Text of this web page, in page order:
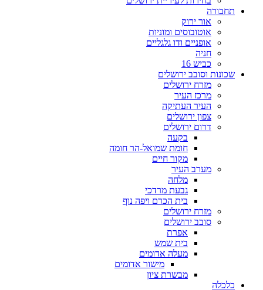
תחבורה
אור ירוק
אוטובוסים ומוניות
אופניים ודו גלגליים
חניה
כביש 16
שכונות וסובב ירושלים
מזרח ירושלים
מרכז העיר
העיר העתיקה
צפון ירושלים
דרום ירושלים
בקעה
חומת שמואל-הר חומה
מקור חיים
מערב העיר
מלחה
גבעת מרדכי
בית הכרם ויפה נוף
מזרח ירושלים
סובב ירושלים
אפרת
בית שמש
מעלה אדומים
מישור אדומים
מבשרת ציון
כלכלה